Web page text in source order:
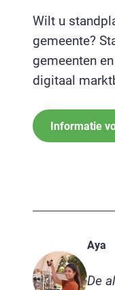
Wilt u
gemeente?
gemeenten
digitaal
Informatie
Aya
De